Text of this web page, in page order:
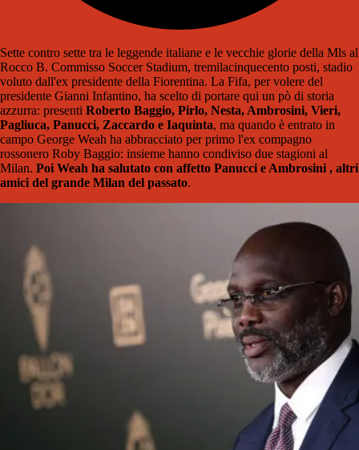
Sette contro sette tra le leggende italiane e le vecchie glorie della Mls al
Rocco B. Commisso Soccer Stadium, tremilacinquecento posti, stadio
voluto dall'ex presidente della Fiorentina. La Fifa, per volere del
presidente Gianni Infantino, ha scelto di portare qui un pò di storia
azzurra: presenti Roberto Baggio, Pirlo, Nesta, Ambrosini, Vieri,
Pagliuca, Panucci, Zaccardo e Iaquinta, ma quando è entrato in
campo George Weah ha abbracciato per primo l'ex compagno
rossonero Roby Baggio: insieme hanno condiviso due stagioni al
Milan. Poi Weah ha salutato con affetto Panucci e Ambrosini , altri
amici del grande Milan del passato.